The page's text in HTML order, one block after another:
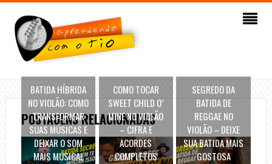
POSTAGENS RELACIONADAS
BATIDA HÍBRIDA
NO VIOLÃO: COMO
TRANSFORMAR
SUAS MÚSICAS E
DEIXAR O SOM
MAIS MUSICAL
COMO TOCAR
SWEET CHILD O’
MINE NO VIOLÃO
– CIFRA E
ACORDES
COMPLETOS
SEGREDO DA
BATIDA DE
REGGAE NO
VIOLÃO – DEIXE
SUA BATIDA MAIS
GOSTOSA